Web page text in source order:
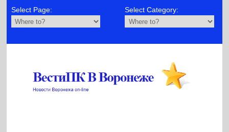
Select Page: Select Category: